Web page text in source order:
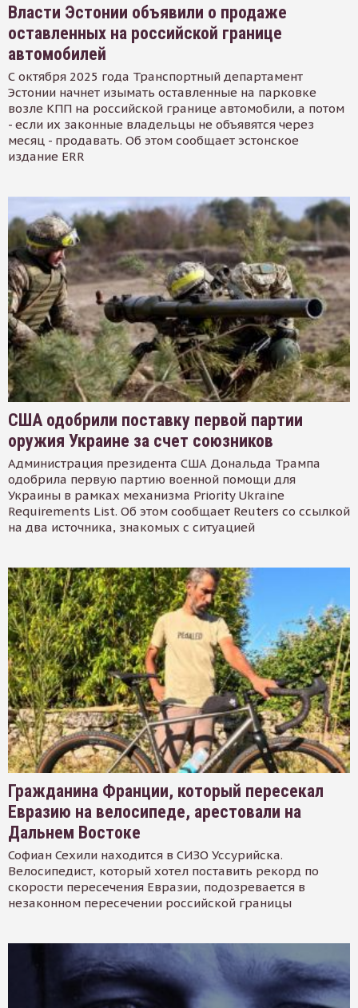
Власти Эстонии объявили о продаже
оставленных на российской границе
автомобилей
С октября 2025 года Транспортный департамент
Эстонии начнет изымать оставленные на парковке
возле КПП на российской границе автомобили, а потом
- если их законные владельцы не объявятся через
месяц - продавать. Об этом сообщает эстонское
издание ERR
США одобрили поставку первой партии
оружия Украине за счет союзников
Администрация президента США Дональда Трампа
одобрила первую партию военной помощи для
Украины в рамках механизма Priority Ukraine
Requirements List. Об этом сообщает Reuters со ссылкой
на два источника, знакомых с ситуацией
Гражданина Франции, который пересекал
Евразию на велосипеде, арестовали на
Дальнем Востоке
Софиан Сехили находится в СИЗО Уссурийска.
Велосипедист, который хотел поставить рекорд по
скорости пересечения Евразии, подозревается в
незаконном пересечении российской границы